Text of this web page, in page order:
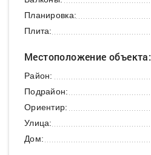
Планировка:
Плита:
Местоположение объекта:
Район:
Подрайон:
Ориентир:
Улица:
Дом: